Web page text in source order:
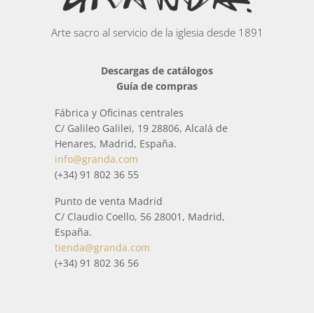
Arte sacro al servicio de la iglesia desde 1891
Descargas de catálogos
Guía de compras
Fábrica y Oficinas centrales
C/ Galileo Galilei, 19 28806, Alcalá de
Henares, Madrid, España.
info@granda.com
(+34) 91 802 36 55
Punto de venta Madrid
C/ Claudio Coello, 56 28001, Madrid,
España.
tienda@granda.com
(+34) 91 802 36 56